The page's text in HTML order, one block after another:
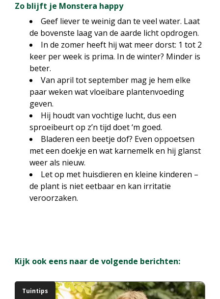
Zo blijft je Monstera happy
Geef liever te weinig dan te veel water. Laat
de bovenste laag van de aarde licht opdrogen.
In de zomer heeft hij wat meer dorst: 1 tot 2
keer per week is prima. In de winter? Minder is
beter.
Van april tot september mag je hem elke
paar weken wat vloeibare plantenvoeding
geven.
Hij houdt van vochtige lucht, dus een
sproeibeurt op z’n tijd doet ‘m goed.
Bladeren een beetje dof? Even oppoetsen
met een doekje en wat karnemelk en hij glanst
weer als nieuw.
Let op met huisdieren en kleine kinderen –
de plant is niet eetbaar en kan irritatie
veroorzaken.
Kijk ook eens naar de volgende berichten:
Tuintips